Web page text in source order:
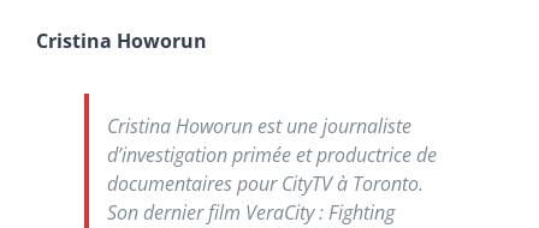
Cristina Howorun
Cristina Howorun est une journaliste
d’investigation primée et productrice de
documentaires pour CityTV à Toronto.
Son dernier film VeraCity : Fighting